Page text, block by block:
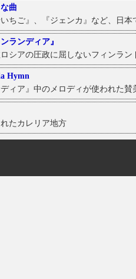
曲
ちご』、『ジェンカ』など、日
ランディア』
シアの圧政に屈しないフィンラン
Hymn
ィア』中のメロディが使われた
たカレリア地方